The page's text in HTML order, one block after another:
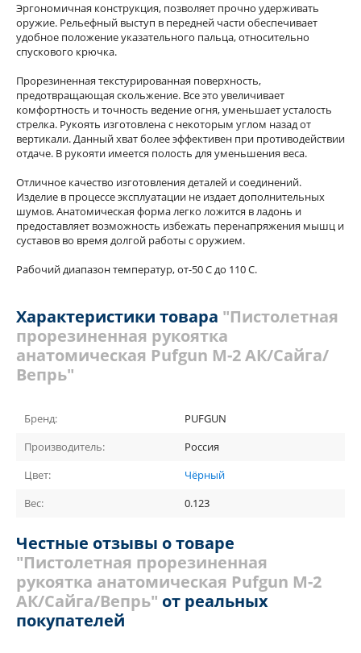
Эргономичная конструкция, позволяет прочно удерживать
оружие. Рельефный выступ в передней части обеспечивает
удобное положение указательного пальца, относительно
спускового крючка.
Прорезиненная текстурированная поверхность,
предотвращающая скольжение. Все это увеличивает
комфортность и точность ведение огня, уменьшает усталость
стрелка. Рукоять изготовлена с некоторым углом назад от
вертикали. Данный хват более эффективен при противодействии
отдаче. В рукояти имеется полость для уменьшения веса.
Отличное качество изготовления деталей и соединений.
Изделие в процессе эксплуатации не издает дополнительных
шумов. Анатомическая форма легко ложится в ладонь и
предоставляет возможность избежать перенапряжения мышц и
суставов во время долгой работы с оружием.
Рабочий диапазон температур, от-50 С до 110 С.
Характеристики товара "Пистолетная
прорезиненная рукоятка
анатомическая Pufgun М-2 АК/Сайга/
Вепрь"
Бренд:
PUFGUN
Производитель:
Россия
Цвет:
Чёрный
Вес:
0.123
Честные отзывы о товаре
"Пистолетная прорезиненная
рукоятка анатомическая Pufgun М-2
АК/Сайга/Вепрь" от реальных
покупателей